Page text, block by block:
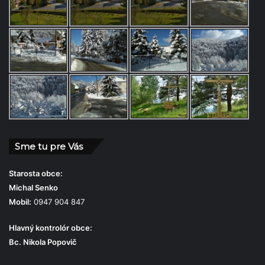
Sme tu pre Vás
Starosta obce:
Michal Senko
Mobil: 0947 904 847
Hlavný kontrolór obce:
Bc. Nikola Popovič